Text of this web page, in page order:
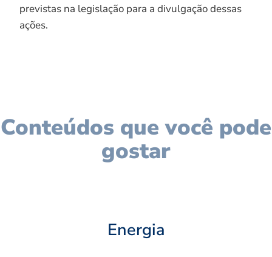
previstas na legislação para a divulgação dessas
ações.
Conteúdos que você pode
gostar
Energia